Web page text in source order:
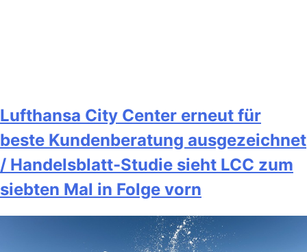
Lufthansa City Center erneut für
beste Kundenberatung ausgezeichnet
/ Handelsblatt-Studie sieht LCC zum
siebten Mal in Folge vorn